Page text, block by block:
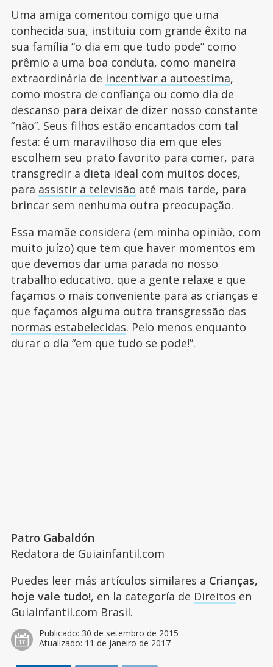
Uma amiga comentou comigo que uma
conhecida sua, instituiu com grande êxito na
sua família “o dia em que tudo pode” como
prêmio a uma boa conduta, como maneira
extraordinária de incentivar a autoestima,
como mostra de confiança ou como dia de
descanso para deixar de dizer nosso constante
“não”. Seus filhos estão encantados com tal
festa: é um maravilhoso dia em que eles
escolhem seu prato favorito para comer, para
transgredir a dieta ideal com muitos doces,
para assistir a televisão até mais tarde, para
brincar sem nenhuma outra preocupação.
Essa mamãe considera (em minha opinião, com
muito juízo) que tem que haver momentos em
que devemos dar uma parada no nosso
trabalho educativo, que a gente relaxe e que
façamos o mais conveniente para as crianças e
que façamos alguma outra transgressão das
normas estabelecidas. Pelo menos enquanto
durar o dia “em que tudo se pode!”.
Patro Gabaldón
Redatora de Guiainfantil.com
Puedes leer más artículos similares a Crianças,
hoje vale tudo!, en la categoría de Direitos en
Guiainfantil.com Brasil.
Publicado: 30 de setembro de 2015
Atualizado: 11 de janeiro de 2017